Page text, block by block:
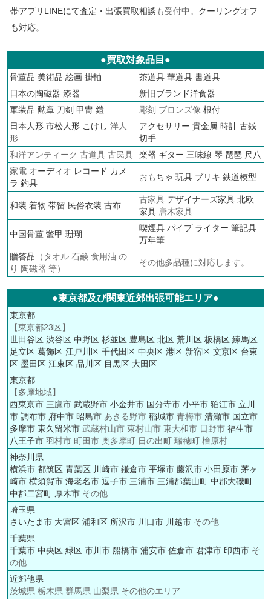
帯アプリLINEにて査定・出張買取相談も受付中。 クーリングオフ
も対応。
●買取対象品目●
骨董品 美術品 絵画 掛軸 茶道具 華道具 書道具
日本の陶磁器 漆器
新旧ブランド洋食器
軍装品 勲章 刀剣 甲冑 鎧 彫刻 ブロンズ像 根付
日本人形 市松人形 こけし 洋人
形
アクセサリー 貴金属 時計 古銭
切手
和洋アンティーク 古道具 古民具
楽器 ギター 三味線 琴 琵琶 尺八
家電 オーディオ レコード カメ
ラ 釣具
おもちゃ 玩具 ブリキ 鉄道模型
和装 着物 帯留 民俗衣装 古布
古家具 デザイナーズ家具 北欧
家具唐木家具
中国骨董 鼈甲 珊瑚
喫煙具 パイプ ライター 筆記具
万年筆
贈答品 （タオル 石鹸 食用油 の
り 陶磁器 等）
その他多品種に対応します。
●東京都及び関東近郊出張可能エリア●
東京都
【東京都23区】
世田谷区 渋谷区 中野区 杉並区 豊島区 北区 荒川区 板橋区 練馬区
足立区 葛飾区 江戸川区 千代田区 中央区 港区 新宿区 文京区 台東
区 墨田区 江東区 品川区 目黒区 大田区
東京都
【多摩地域】
西東京市 三鷹市 武蔵野市 小金井市 国分寺市 小平市 狛江市 立川
市 調布市 府中市 昭島市あきる野市 稲城市青梅市 清瀬市 国立市
多摩市 東久留米市武蔵村山市 東村山市 東大和市 日野市 福生市
八王子市羽村市 町田市 奥多摩町 日の出町 瑞穂町 檜原村
神奈川県
横浜市 都筑区 青葉区 川崎市 鎌倉市 平塚市 藤沢市 小田原市 茅ヶ
崎市 横須賀市 海老名市 逗子市 三浦市 三浦郡葉山町 中郡大磯町
中郡二宮町 厚木市その他
埼玉県
さいたま市 大宮区 浦和区 所沢市 川口市 川越市その他
千葉県
千葉市 中央区 緑区 市川市 船橋市 浦安市 佐倉市 君津市 印西市そ
の他
近郊他県
茨城県 栃木県 群馬県 山梨県 その他のエリア